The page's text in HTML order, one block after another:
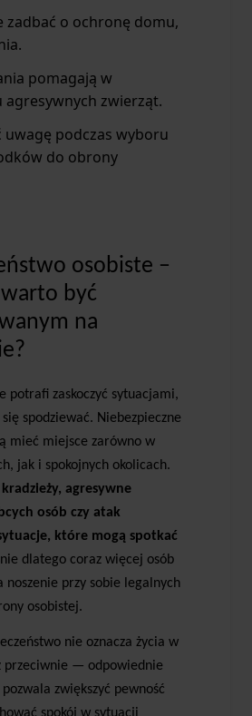
zadbać o ochronę domu,
pomagają w
agresywnych zwierząt.
uwagę podczas wyboru
do obrony
osobiste –
być
na
potrafi zaskoczyć sytuacjami,
spodziewać. Niebezpieczne
mieć miejsce zarówno w
jak i spokojnych okolicach.
agresywne
osób czy atak
które mogą spotkać
dlatego coraz więcej osób
noszenie przy sobie legalnych
osobistej.
nie oznacza życia w
przeciwnie — odpowiednie
zwiększyć pewność